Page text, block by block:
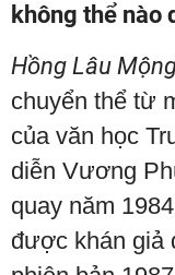
không thể nào
Hồng Lâu
chuyển thể từ
của văn học
diễn Vương
quay năm
được khán giả